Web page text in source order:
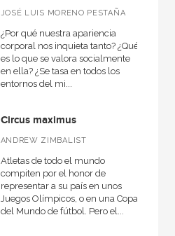
JOSÉ LUIS MORENO PESTAÑA
¿Por qué nuestra apariencia
corporal nos inquieta tanto? ¿Qué
es lo que se valora socialmente
en ella? ¿Se tasa en todos los
entornos del mi...
Circus maximus
ANDREW ZIMBALIST
Atletas de todo el mundo
compiten por el honor de
representar a su país en unos
Juegos Olímpicos, o en una Copa
del Mundo de fútbol. Pero el...